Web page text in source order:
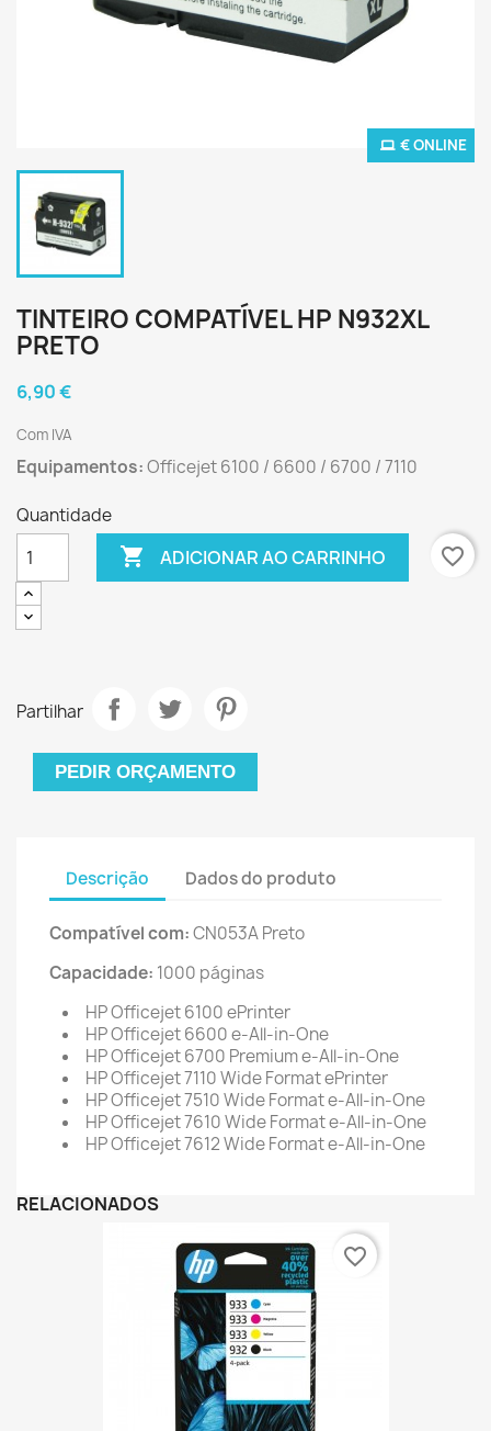
€ ONLINE
TINTEIRO COMPATÍVEL HP N932XL
PRETO
6,90 €
Com IVA
Equipamentos:Officejet 6100 / 6600 / 6700 / 7110
Quantidade
 ADICIONAR AO CARRINHO favorite_border
Partilhar
PEDIR ORÇAMENTO
Descrição Dados do produto
Compatível com:CN053A Preto
Capacidade: 1000 páginas
HP Officejet 6100 ePrinter
HP Officejet 6600 e-All-in-One
HP Officejet 6700 Premium e-All-in-One
HP Officejet 7110 Wide Format ePrinter
HP Officejet 7510 Wide Format e-All-in-One
HP Officejet 7610 Wide Format e-All-in-One
HP Officejet 7612 Wide Format e-All-in-One
RELACIONADOS
favorite_border